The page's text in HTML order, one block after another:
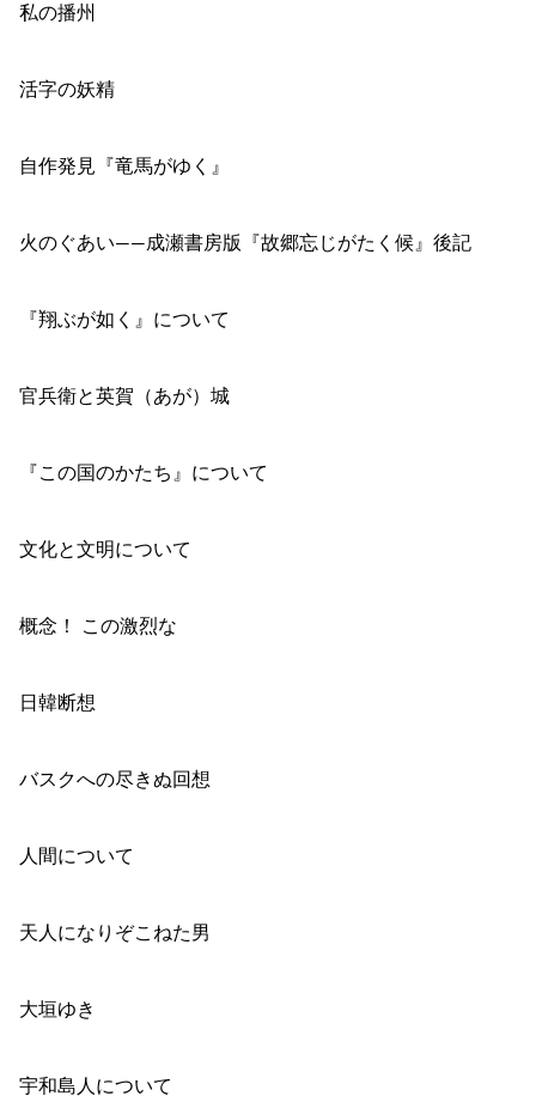
私の播州
活字の妖精
自作発見『竜馬がゆく』
火のぐあい――成瀬書房版『故郷忘じがたく候』後記
『翔ぶが如く』について
官兵衛と英賀（あが）城
『この国のかたち』について
文化と文明について
概念！ この激烈な
日韓断想
バスクへの尽きぬ回想
人間について
天人になりぞこねた男
大垣ゆき
宇和島人について